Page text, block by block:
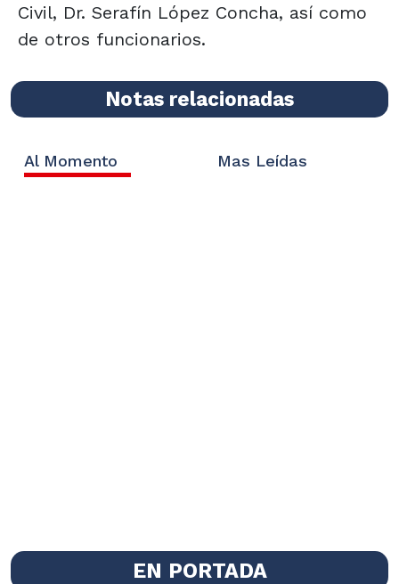
Civil, Dr. Serafín López Concha, así como
de otros funcionarios.
Notas relacionadas
Al Momento Mas Leídas
EN PORTADA